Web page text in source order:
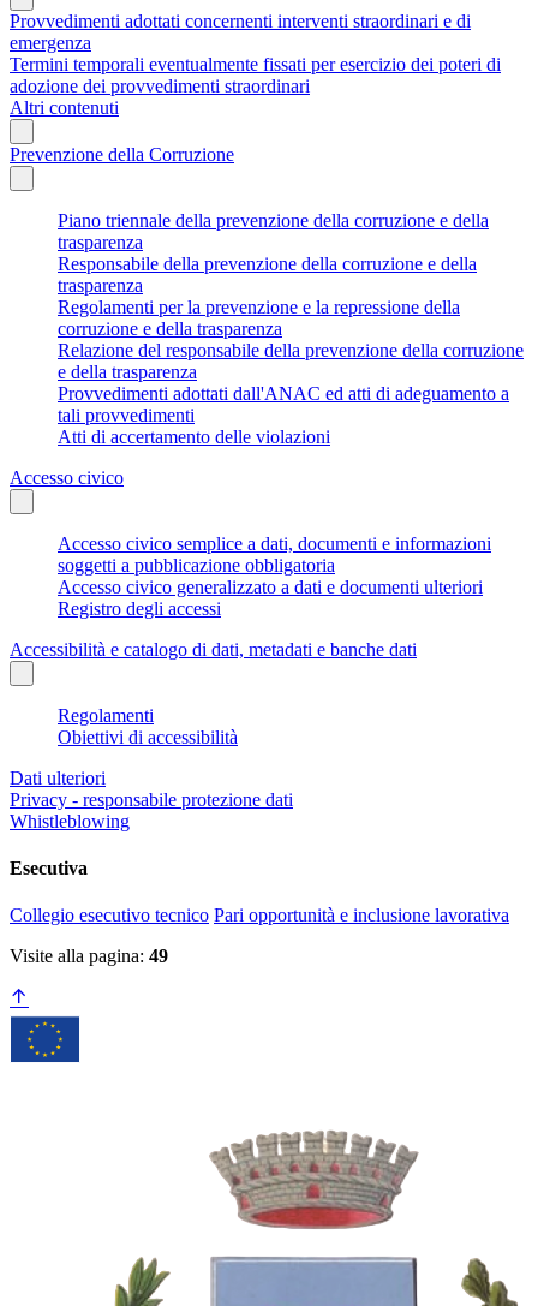
Provvedimenti adottati concernenti interventi straordinari e di
emergenza
Termini temporali eventualmente fissati per esercizio dei poteri di
adozione dei provvedimenti straordinari
Altri contenuti
Prevenzione della Corruzione
Piano triennale della prevenzione della corruzione e della
trasparenza
Responsabile della prevenzione della corruzione e della
trasparenza
Regolamenti per la prevenzione e la repressione della
corruzione e della trasparenza
Relazione del responsabile della prevenzione della corruzione
e della trasparenza
Provvedimenti adottati dall'ANAC ed atti di adeguamento a
tali provvedimenti
Atti di accertamento delle violazioni
Accesso civico
Accesso civico semplice a dati, documenti e informazioni
soggetti a pubblicazione obbligatoria
Accesso civico generalizzato a dati e documenti ulteriori
Registro degli accessi
Accessibilità e catalogo di dati, metadati e banche dati
Regolamenti
Obiettivi di accessibilità
Dati ulteriori
Privacy - responsabile protezione dati
Whistleblowing
Esecutiva
Collegio esecutivo tecnico Pari opportunità e inclusione lavorativa
Visite alla pagina: 49